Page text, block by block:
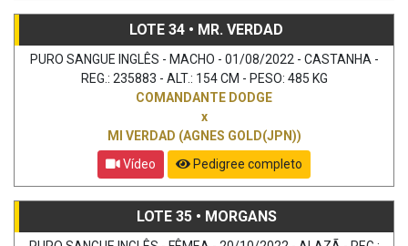
LOTE 34 • MR. VERDAD
PURO SANGUE INGLÊS - MACHO - 01/08/2022 - CASTANHA -
REG.: 235883 - ALT.: 154 CM - PESO: 485 KG
COMANDANTE DODGE
x
MI VERDAD (AGNES GOLD(JPN))
Vídeo
Pedigree completo
LOTE 35 • MORGANS